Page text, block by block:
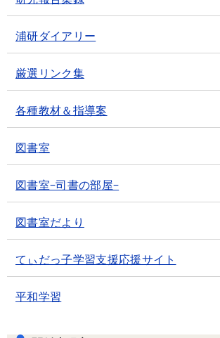
浦研ダイアリー
厳選リンク集
各種教材＆指導案
図書室
図書室-司書の部屋-
図書室だより
てぃだっ子学習支援応援サイト
平和学習